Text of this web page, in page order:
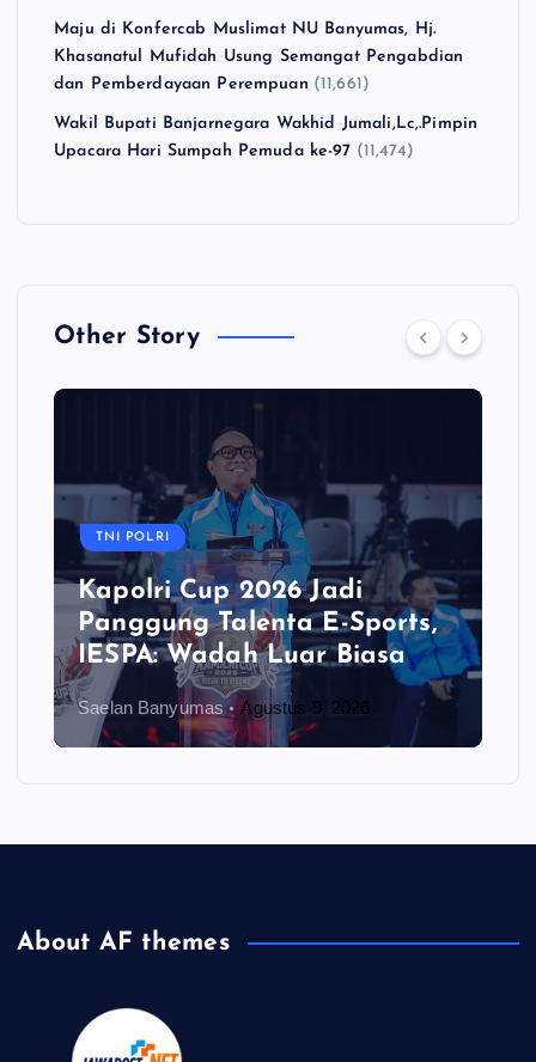
Maju di Konfercab Muslimat NU Banyumas, Hj.
Khasanatul Mufidah Usung Semangat Pengabdian
dan Pemberdayaan Perempuan (11,661)
Wakil Bupati Banjarnegara Wakhid Jumali,Lc,.Pimpin
Upacara Hari Sumpah Pemuda ke-97 (11,474)
Other Story
TNI POLRI
Kapolri Cup 2026 Jadi
Panggung Talenta E-Sports,
IESPA: Wadah Luar Biasa
Saelan Banyumas Agustus 9, 2026
About AF themes